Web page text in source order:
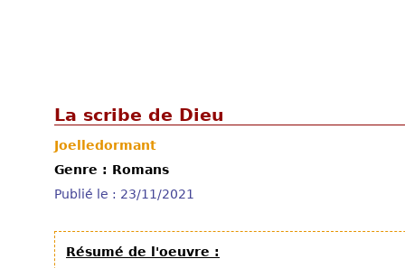
La scribe de Dieu
Joelledormant
Genre : Romans
Publié le : 23/11/2021
Résumé de l'oeuvre :